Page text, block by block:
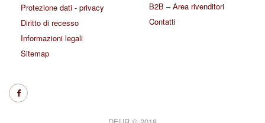
Protezione dati - privacy
Diritto di recesso
Informazioni legali
Sitemap
B2B – Area rivenditori
Contatti